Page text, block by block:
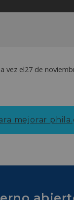
vez el27 de
mejorar